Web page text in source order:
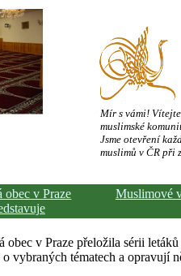
Mír s vámi!
muslimské
Jsme otevření
muslimů v ČR při
obec v Praze
Muslimové
obec v Praze přeložila sérii
vybraných tématech a opravují